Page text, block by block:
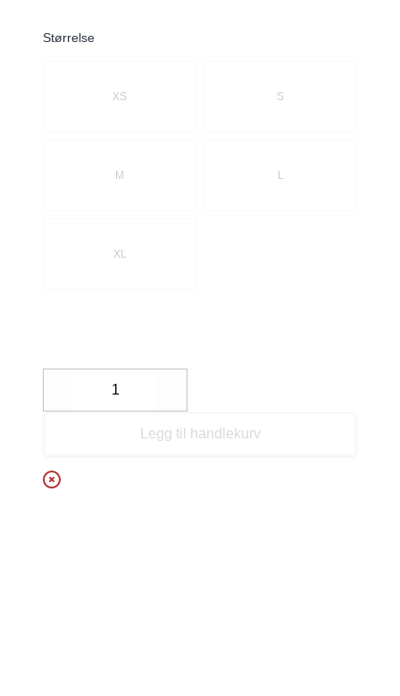
Størrelse
XS S
M L
XL
Decrease
Legg til handlekurv